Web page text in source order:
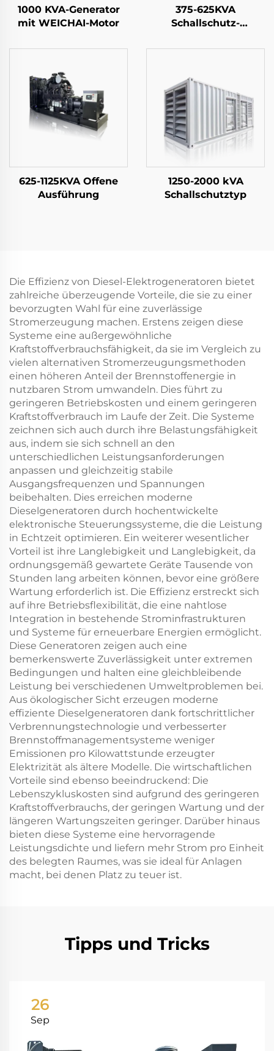
1000 KVA-Generator
mit WEICHAI-Motor
375-625KVA
Schallschutz-
625-1125KVA Offene
Ausführung
1250-2000 kVA
Schallschutztyp
Die Effizienz von Diesel-Elektrogeneratoren bietet
zahlreiche überzeugende Vorteile, die sie zu einer
bevorzugten Wahl für eine zuverlässige
Stromerzeugung machen. Erstens zeigen diese
Systeme eine außergewöhnliche
Kraftstoffverbrauchsfähigkeit, da sie im Vergleich zu
vielen alternativen Stromerzeugungsmethoden
einen höheren Anteil der Brennstoffenergie in
nutzbaren Strom umwandeln. Dies führt zu
geringeren Betriebskosten und einem geringeren
Kraftstoffverbrauch im Laufe der Zeit. Die Systeme
zeichnen sich auch durch ihre Belastungsfähigkeit
aus, indem sie sich schnell an den
unterschiedlichen Leistungsanforderungen
anpassen und gleichzeitig stabile
Ausgangsfrequenzen und Spannungen
beibehalten. Dies erreichen moderne
Dieselgeneratoren durch hochentwickelte
elektronische Steuerungssysteme, die die Leistung
in Echtzeit optimieren. Ein weiterer wesentlicher
Vorteil ist ihre Langlebigkeit und Langlebigkeit, da
ordnungsgemäß gewartete Geräte Tausende von
Stunden lang arbeiten können, bevor eine größere
Wartung erforderlich ist. Die Effizienz erstreckt sich
auf ihre Betriebsflexibilität, die eine nahtlose
Integration in bestehende Strominfrastrukturen
und Systeme für erneuerbare Energien ermöglicht.
Diese Generatoren zeigen auch eine
bemerkenswerte Zuverlässigkeit unter extremen
Bedingungen und halten eine gleichbleibende
Leistung bei verschiedenen Umweltproblemen bei.
Aus ökologischer Sicht erzeugen moderne
effiziente Dieselgeneratoren dank fortschrittlicher
Verbrennungstechnologie und verbesserter
Brennstoffmanagementsysteme weniger
Emissionen pro Kilowattstunde erzeugter
Elektrizität als ältere Modelle. Die wirtschaftlichen
Vorteile sind ebenso beeindruckend: Die
Lebenszykluskosten sind aufgrund des geringeren
Kraftstoffverbrauchs, der geringen Wartung und der
längeren Wartungszeiten geringer. Darüber hinaus
bieten diese Systeme eine hervorragende
Leistungsdichte und liefern mehr Strom pro Einheit
des belegten Raumes, was sie ideal für Anlagen
macht, bei denen Platz zu teuer ist.
Tipps und Tricks
26
Sep